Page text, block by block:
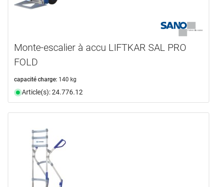
Monte-escalier à accu LIFTKAR SAL PRO
FOLD
capacité charge: 140 kg
Article(s): 24.776.12